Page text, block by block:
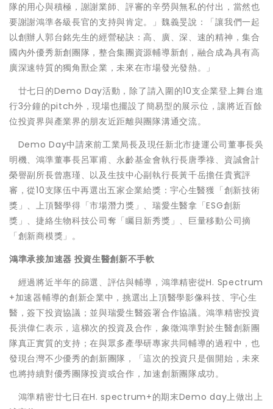
隊的用心與積極，謝謝業師、評審的辛勞與無私的付出，當然也
要謝謝鴻準各級長官的支持與肯定。」魏義旻說：「讓我們一起
以創辦人郭台銘先生的經營秘訣：高、廣、深、速的精神，集合
國內外優秀新創團隊，整合集團資源輔導新創，融合成為具有高
廣深速特質的獨角獸企業，未來在市場發光發熱。」
廿七日的Demo Day活動，除了請入圍的10支企業登上舞台進
行3分鐘的pitch外，現場也擺設了簡易型的展示位，讓將近百餘
位投資界與產業界的朋友近距離與團隊溝通交流。
Demo Day中請來前工業局長及現任新北市捷運公司董事長吳
明機、鴻準董事長呂軍甫、永齡基金會執行長唐季祿、資誠會計
榮譽副所長曾惠瑾、以及生技中心副執行長黃千岳擔任貴賓評
審，從10支隊伍中再選出五家企業給獎：宇心生醫獲「創新技術
獎」、上頂醫學得「市場潛力獎」、瑞愛生醫拿「ESG創新
獎」、捷絡生物科技公司奪「矚目新秀獎」、巨量移動公司摘
「創新商模獎」。
鴻準承接加速器 投資生醫創新不手軟
經過將近半年的篩選、評估與輔導，鴻準精密從H. Spectrum
+加速器輔導的創新企業中，挑選出上頂醫學影像科技、宇心生
醫，簽下投資協議；並與瑞愛生醫簽署合作協議。鴻準精密投資
長洪偉仁表示，這梯次的投資及合作，象徵鴻準對於生醫創新團
隊真正實質的支持；在與眾多產學研專家共同輔導的過程中，也
發現台灣不少優秀的創新團隊，「這次的投資只是個開始，未來
也將持續對優秀團隊投資或合作，加速創新團隊成功。
鴻準精密廿七日在H. spectrum+的期末Demo day上做出上